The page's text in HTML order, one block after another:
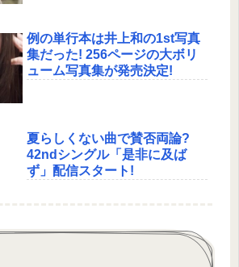
例の単行本は井上和の1st写真
集だった! 256ページの大ボリ
ューム写真集が発売決定!
夏らしくない曲で賛否両論?
42ndシングル「是非に及ば
ず」配信スタート!